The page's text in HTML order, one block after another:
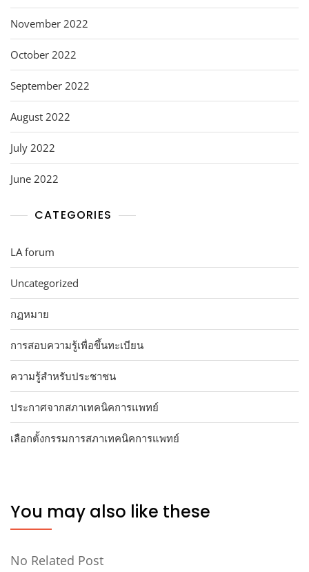
November 2022
October 2022
September 2022
August 2022
July 2022
June 2022
CATEGORIES
LA forum
Uncategorized
กฏหมาย
การสอบความรู้เพื่อขึ้นทะเบียน
ความรู้สำหรับประชาชน
ประกาศจากสภาเทคนิคการแพทย์
เลือกตั้งกรรมการสภาเทคนิคการแพทย์
You may also like these
No Related Post